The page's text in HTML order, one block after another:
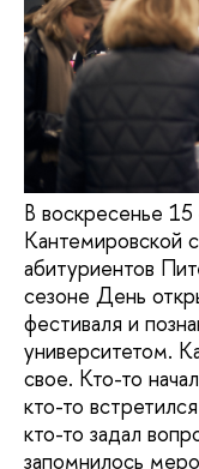
В воскресенье
Кантемировской
абитуриентов
сезоне День
фестиваля и
университетом.
свое. Кто-то
кто-то
кто-то задал
запомнилось